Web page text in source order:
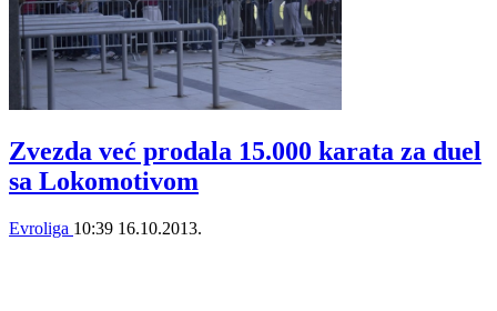
Zvezda već prodala 15.000 karata za duel
sa Lokomotivom
Evroliga 10:39 16.10.2013.